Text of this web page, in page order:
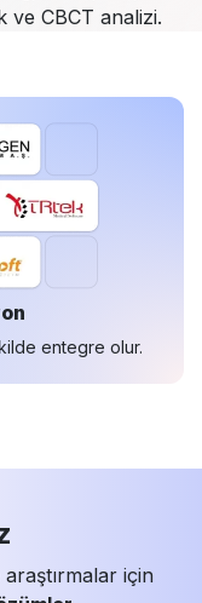
ve CBCT analizi.
entegre olur.
için